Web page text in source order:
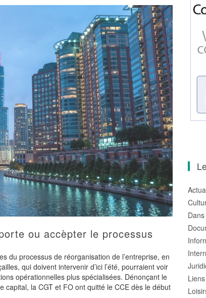
ou accèpter le processus
du processus de réorganisation de l’entreprise, en
qui doivent intervenir d’ici l’été, pourraient voir
opérationnelles plus spécialisées. Dénonçant le
capital, la CGT et FO ont quitté le CCE dès le début
Liens